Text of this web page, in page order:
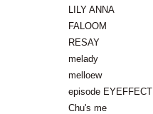
LILY ANNA
FALOOM
RESAY
melady
melloew
episode EYEFFECT
Chu's me